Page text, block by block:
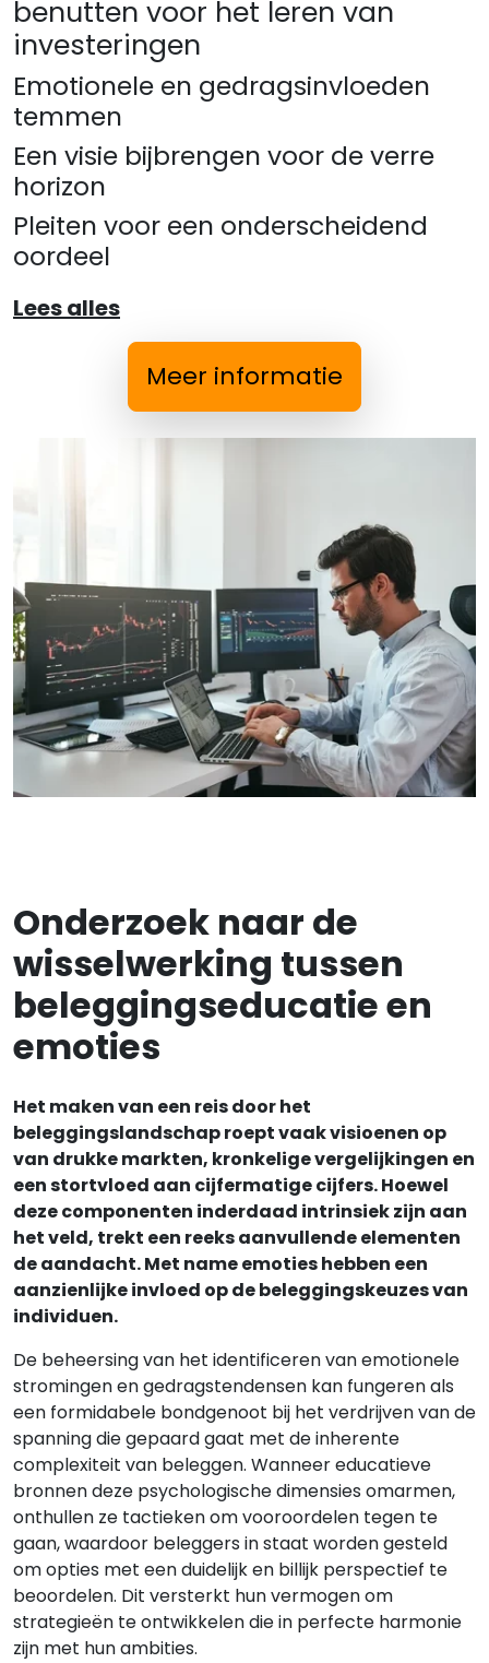
benutten voor het leren van
investeringen
Emotionele en gedragsinvloeden
temmen
Een visie bijbrengen voor de verre
horizon
Pleiten voor een onderscheidend
oordeel
Lees alles
Meer informatie
Onderzoek naar de
wisselwerking tussen
beleggingseducatie en
emoties
Het maken van een reis door het
beleggingslandschap roept vaak visioenen op
van drukke markten, kronkelige vergelijkingen en
een stortvloed aan cijfermatige cijfers. Hoewel
deze componenten inderdaad intrinsiek zijn aan
het veld, trekt een reeks aanvullende elementen
de aandacht. Met name emoties hebben een
aanzienlijke invloed op de beleggingskeuzes van
individuen.
De beheersing van het identificeren van emotionele
stromingen en gedragstendensen kan fungeren als
een formidabele bondgenoot bij het verdrijven van de
spanning die gepaard gaat met de inherente
complexiteit van beleggen. Wanneer educatieve
bronnen deze psychologische dimensies omarmen,
onthullen ze tactieken om vooroordelen tegen te
gaan, waardoor beleggers in staat worden gesteld
om opties met een duidelijk en billijk perspectief te
beoordelen. Dit versterkt hun vermogen om
strategieën te ontwikkelen die in perfecte harmonie
zijn met hun ambities.